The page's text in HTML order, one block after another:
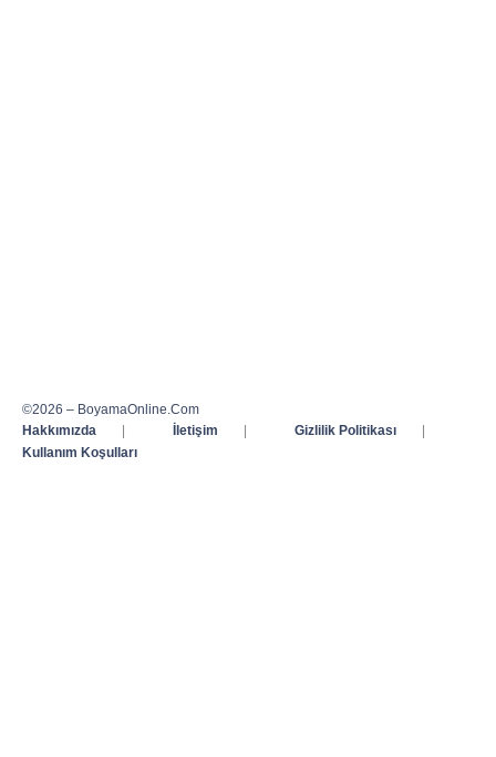
©2026 – BoyamaOnline.Com
Hakkımızda
| İletişim | Gizlilik Politikası
|
Kullanım Koşulları